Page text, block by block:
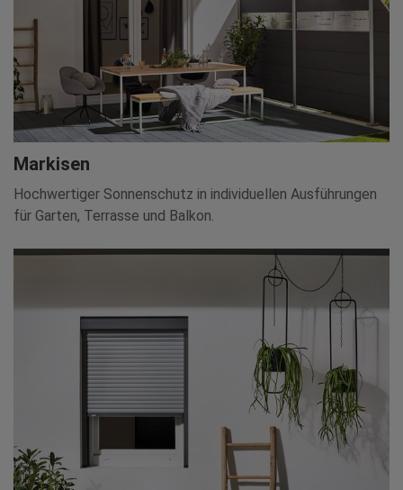
Markisen
Hochwertiger Sonnenschutz in individuellen Ausführungen
für Garten, Terrasse und Balkon.